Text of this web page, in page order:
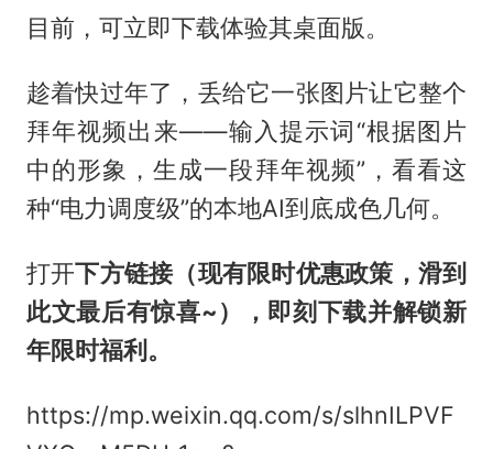
目前，可立即下载体验其桌面版。
趁着快过年了，丢给它一张图片让它整个
拜年视频出来——输入提示词“根据图片
中的形象，生成一段拜年视频”，看看这
种“电力调度级”的本地AI到底成色几何。
打开下方链接（现有限时优惠政策，滑到
此文最后有惊喜~），即刻下载并解锁新
年限时福利。
https://mp.weixin.qq.com/s/slhnILPVF